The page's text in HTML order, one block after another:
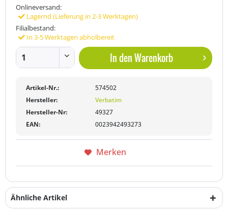
Onlineversand:
Lagernd (Lieferung in 2-3 Werktagen)
Filialbestand:
In 3-5 Werktagen abholbereit
In denWarenkorb
Artikel-Nr.:
574502
Hersteller:
Verbatim
Hersteller-Nr:
49327
EAN:
0023942493273
Merken
Ähnliche Artikel